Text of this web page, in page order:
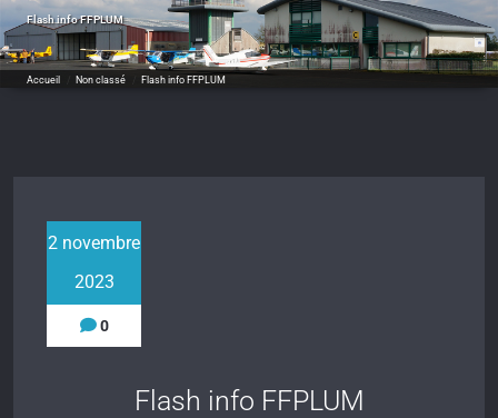
Flash info FFPLUM
Accueil Non classé Flash info FFPLUM
2 novembre
2023
0
Flash info FFPLUM